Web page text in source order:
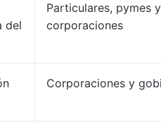
del
Particulares, pymes
corporaciones
Corporaciones y